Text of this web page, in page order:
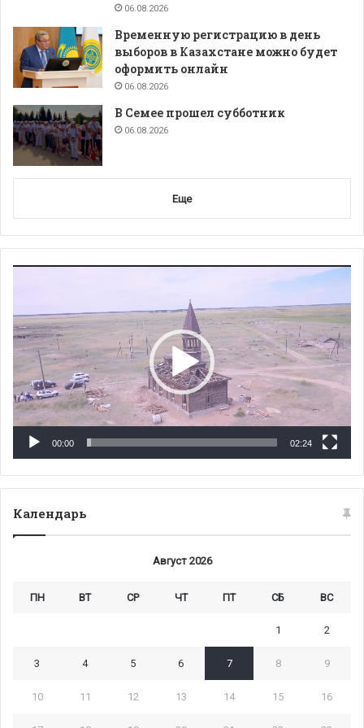
06.08.2026
Временную регистрацию в день
выборов в Казахстане можно будет
оформить онлайн
06.08.2026
В Семее прошел субботник
06.08.2026
Еще
00:00 02:24
Календарь
Август 2026
ПН ВТ СР ЧТ ПТ СБ ВС
1 2
3 4 5 6 7 8 9
10 11 12 13 14 15 16